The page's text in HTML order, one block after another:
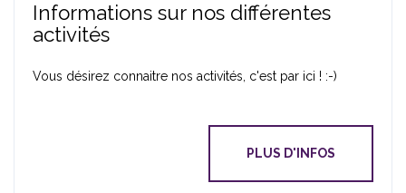
Informations sur nos différentes
activités
Vous désirez connaitre nos activités, c'est par ici ! :-)
PLUS D'INFOS